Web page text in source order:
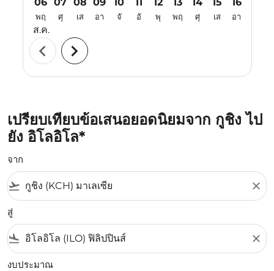
พฤ
ส.ค.
ศุ เส อา จั อั พุ พฤ ศุ เส อา
chevron_left chevron_right
เปรียบเทียบข้อเสนอยอดนิยมจาก กูชิง ไป
ยัง อิโลอิโล*
จาก
flight_takeoff close
สู่
flight_land close
งบประมาณ